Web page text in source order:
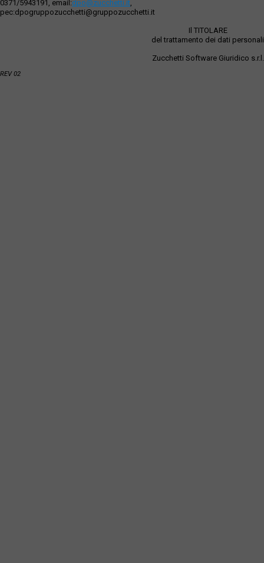
0371/5943191, email:dpo@zucchetti.it,
pec:dpogruppozucchetti@gruppozucchetti.it
Il TITOLARE
del trattamento dei dati personali
Zucchetti Software Giuridico s.r.l.
REV 02